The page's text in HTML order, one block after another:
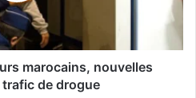
marocains, nouvelles
de drogue